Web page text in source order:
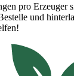
pro Erzeuger
und